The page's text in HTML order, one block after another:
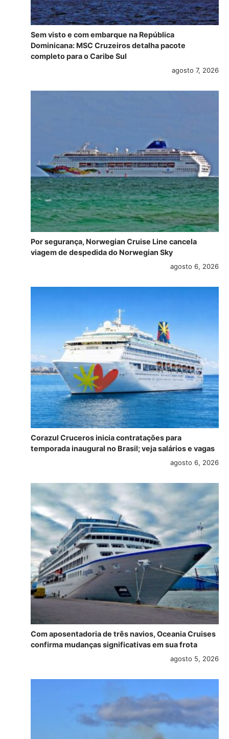
Sem visto e com embarque na República
Dominicana: MSC Cruzeiros detalha pacote
completo para o Caribe Sul
agosto 7, 2026
Por segurança, Norwegian Cruise Line cancela
viagem de despedida do Norwegian Sky
agosto 6, 2026
Corazul Cruceros inicia contratações para
temporada inaugural no Brasil; veja salários e vagas
agosto 6, 2026
Com aposentadoria de três navios, Oceania Cruises
confirma mudanças significativas em sua frota
agosto 5, 2026